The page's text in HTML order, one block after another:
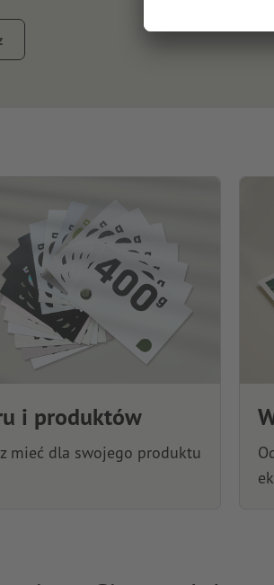
i produktów
mieć dla swojego produktu